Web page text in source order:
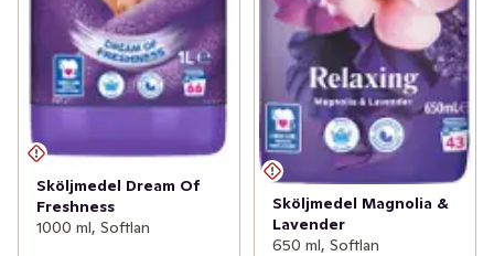
Sköljmedel Dream Of
Freshness
1000 ml, Softlan
Sköljmedel Magnolia &
Lavender
650 ml, Softlan